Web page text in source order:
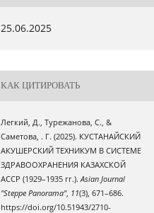
25.06.2025
КАК ЦИТИРОВАТЬ
Легкий, Д., Турежанова, С., &
Саметова, . Г. (2025). КУСТАНАЙСКИЙ
АКУШЕРСКИЙ ТЕХНИКУМ В СИСТЕМЕ
ЗДРАВООХРАНЕНИЯ КАЗАХСКОЙ
АССР (1929–1935 гг.).Asian Journal
"Steppe Panorama", 11(3), 671–686.
https://doi.org/10.51943/2710-